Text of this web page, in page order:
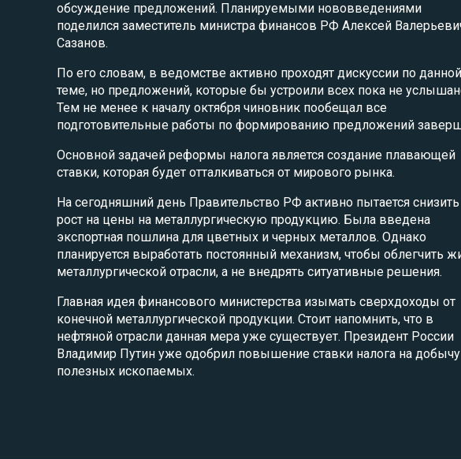
обсуждение предложений. Планируемыми нововведениями
поделился заместитель министра финансов РФ Алексей
Сазанов.
По его словам, в ведомстве активно проходят дискуссии по данной
теме, но предложений, которые бы устроили всех пока не
Тем не менее к началу октября чиновник пообещал все
подготовительные работы по формированию предложений
Основной задачей реформы налога является создание плавающей
ставки, которая будет отталкиваться от мирового рынка.
На сегодняшний день Правительство РФ активно пытается снизить
рост на цены на металлургическую продукцию. Была введена
экспортная пошлина для цветных и черных металлов. Однако
планируется выработать постоянный механизм, чтобы облегчить
металлургической отрасли, а не внедрять ситуативные решения.
Главная идея финансового министерства изымать сверхдоходы от
конечной металлургической продукции. Стоит напомнить, что в
нефтяной отрасли данная мера уже существует. Президент России
Владимир Путин уже одобрил повышение ставки налога на добычу
полезных ископаемых.